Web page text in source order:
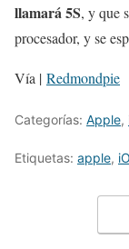
llamará 5S, y que
procesador, y se
Vía | Redmondpie
Categorías: Apple,
Etiquetas: apple,